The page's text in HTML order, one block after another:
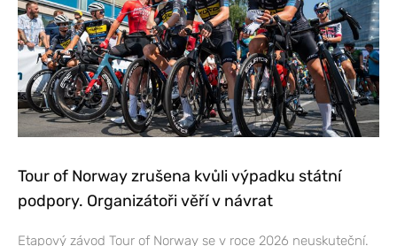
Tour of Norway zrušena kvůli výpadku státní
podpory. Organizátoři věří v návrat
Etapový závod Tour of Norway se v roce 2026 neuskuteční.